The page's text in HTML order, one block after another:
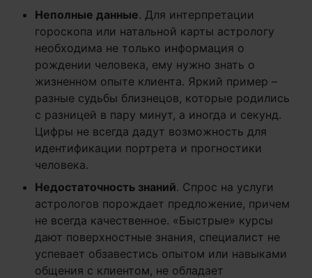
Неполные данные. Для интерпретации
гороскопа или натальной карты астрологу
необходима не только информация о
рождении человека, ему нужно знать о
жизненном опыте клиента. Яркий пример –
разные судьбы близнецов, которые родились
с разницей в пару минут, а иногда и секунд.
Цифры не всегда дадут возможность для
идентификации портрета и прогностики
человека.
Недостаточность знаний. Спрос на услуги
астрологов порождает предложение, причем
не всегда качественное. «Быстрые» курсы
дают поверхностные знания, специалист не
успевает обзавестись опытом или навыками
общения с клиентом, не обладает